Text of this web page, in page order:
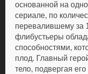
основанной на
сериале, по
перевалившему за
флибустьеры
способностями,
плод. Главный
тело, подвергая